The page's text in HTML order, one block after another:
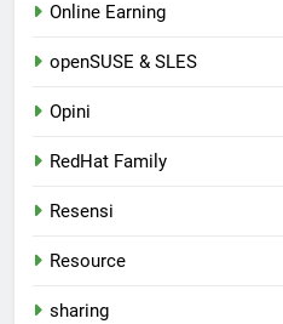
Online Earning
openSUSE & SLES
Opini
RedHat Family
Resensi
Resource
sharing